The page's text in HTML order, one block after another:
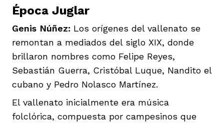
Época Juglar
Genis Núñez: Los orígenes del vallenato se
remontan a mediados del siglo XIX, donde
brillaron nombres como Felipe Reyes,
Sebastián Guerra, Cristóbal Luque, Nandito el
cubano y Pedro Nolasco Martínez.
El vallenato inicialmente era música
folclórica, compuesta por campesinos que